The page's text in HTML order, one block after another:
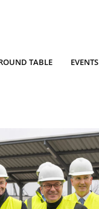
TABLE EVENTS